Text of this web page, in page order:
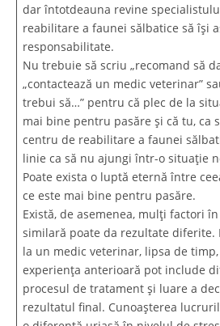
dar întotdeauna revine
reabilitare a faunei sălbatice să își
responsabilitate.
Nu trebuie să scriu „recomand să
„contactează un medic veterinar”
trebui să…” pentru că plec de la
mai bine pentru pasăre și că tu, ca
centru de reabilitare a faunei
linie ca să nu ajungi într-o situație
Poate exista o luptă eternă între
ce este mai bine pentru pasăre.
Există, de asemenea, mulți factori
similară poate da rezultate diferite.
la un medic veterinar, lipsa de
experiența anterioară pot include
procesul de tratament și luare a
rezultatul final. Cunoașterea